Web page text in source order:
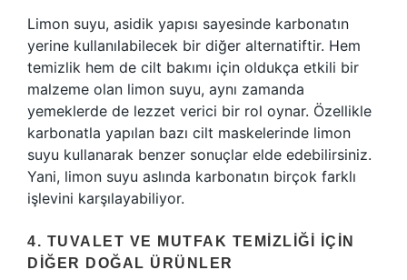
Limon suyu, asidik yapısı sayesinde karbonatın
yerine kullanılabilecek bir diğer alternatiftir. Hem
temizlik hem de cilt bakımı için oldukça etkili bir
malzeme olan limon suyu, aynı zamanda
yemeklerde de lezzet verici bir rol oynar. Özellikle
karbonatla yapılan bazı cilt maskelerinde limon
suyu kullanarak benzer sonuçlar elde edebilirsiniz.
Yani, limon suyu aslında karbonatın birçok farklı
işlevini karşılayabiliyor.
4. TUVALET VE MUTFAK TEMIZLIĞI İÇIN
DIĞER DOĞAL ÜRÜNLER